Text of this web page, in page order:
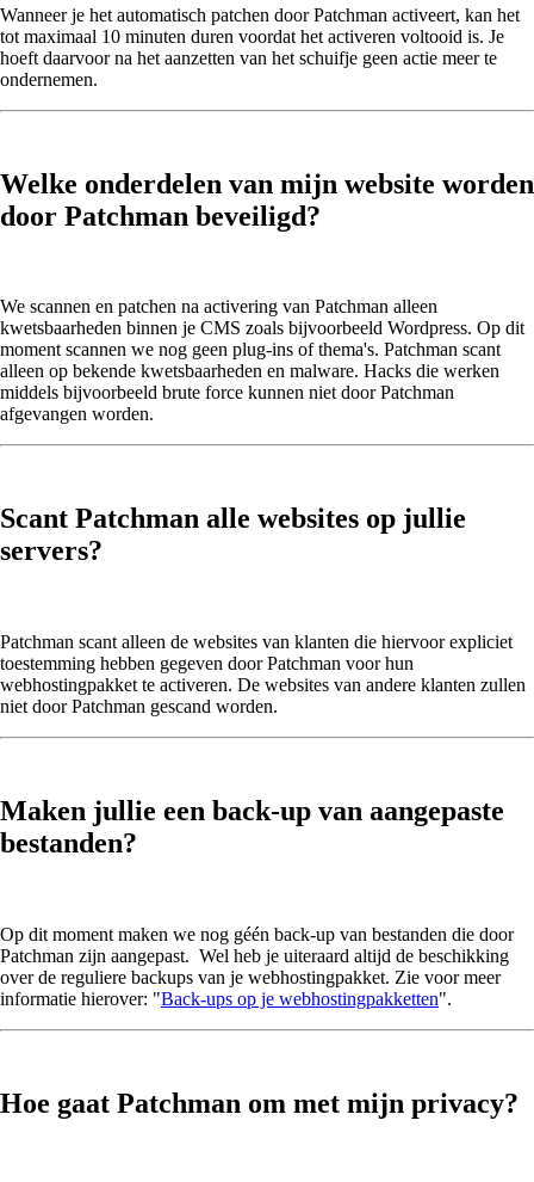
Wanneer je het automatisch patchen door Patchman activeert, kan het
tot maximaal 10 minuten duren voordat het activeren voltooid is. Je
hoeft daarvoor na het aanzetten van het schuifje geen actie meer te
ondernemen.
Welke onderdelen van mijn website worden
door Patchman beveiligd?
We scannen en patchen na activering van Patchman alleen
kwetsbaarheden binnen je CMS zoals bijvoorbeeld Wordpress. Op dit
moment scannen we nog geen plug-ins of thema's. Patchman scant
alleen op bekende kwetsbaarheden en malware. Hacks die werken
middels bijvoorbeeld brute force kunnen niet door Patchman
afgevangen worden.
Scant Patchman alle websites op jullie
servers?
Patchman scant alleen de websites van klanten die hiervoor expliciet
toestemming hebben gegeven door Patchman voor hun
webhostingpakket te activeren. De websites van andere klanten zullen
niet door Patchman gescand worden.
Maken jullie een back-up van aangepaste
bestanden?
Op dit moment maken we nog géén back-up van bestanden die door
Patchman zijn aangepast. Wel heb je uiteraard altijd de beschikking
over de reguliere backups van je webhostingpakket. Zie voor meer
informatie hierover: "Back-ups op je webhostingpakketten".
Hoe gaat Patchman om met mijn privacy?